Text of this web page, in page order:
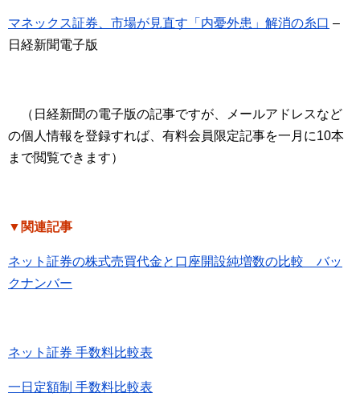
マネックス証券、市場が見直す「内憂外患」解消の糸口 –
日経新聞電子版
（日経新聞の電子版の記事ですが、メールアドレスなど
の個人情報を登録すれば、有料会員限定記事を一月に10本
まで閲覧できます）
▼関連記事
ネット証券の株式売買代金と口座開設純増数の比較 バッ
クナンバー
ネット証券 手数料比較表
一日定額制 手数料比較表